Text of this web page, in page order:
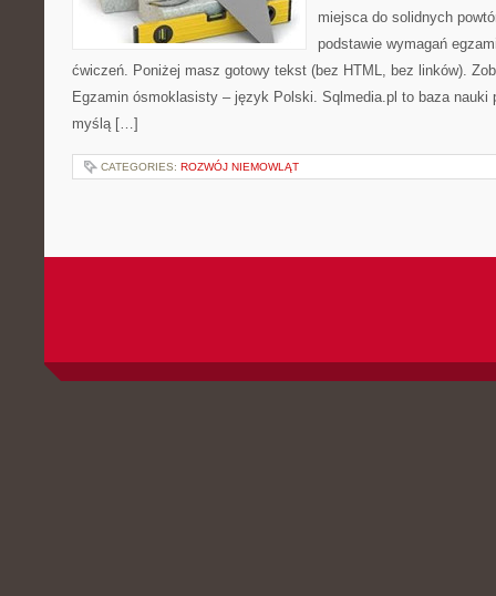
miejsca do solidnych
podstawie wymagań
ćwiczeń. Poniżej masz gotowy tekst (bez HTML, bez linków).
Egzamin ósmoklasisty – język Polski. Sqlmedia.pl to baza nauki
myślą […]
CATEGORIES: ROZWÓJ NIEMOWLĄT